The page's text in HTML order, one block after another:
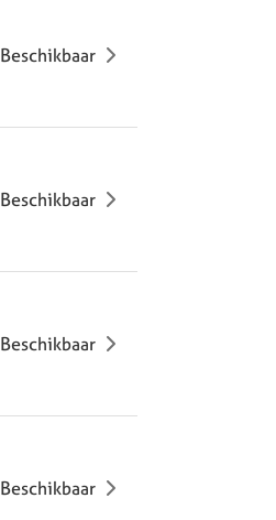
Beschikbaar
Beschikbaar
Beschikbaar
Beschikbaar